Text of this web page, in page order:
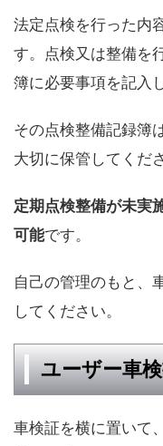
法定点検を行った内
す。点検又は整備を
簿に必要事項を記入
その点検整備記録簿
大切に保管してくだ
定期点検整備が未実
可能です。
自己の管理のもと、
してください。
ユーザー車
車検証を横に置いて